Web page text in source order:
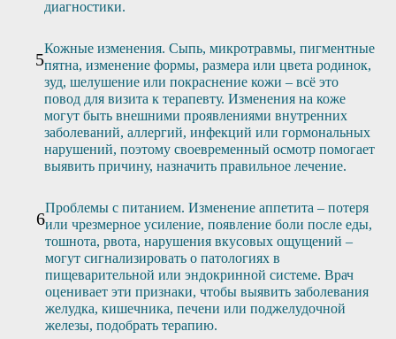
диагностики.
Кожные изменения. Сыпь, микротравмы, пигментные
пятна, изменение формы, размера или цвета родинок,
зуд, шелушение или покраснение кожи – всё это
повод для визита к терапевту. Изменения на коже
могут быть внешними проявлениями внутренних
заболеваний, аллергий, инфекций или гормональных
нарушений, поэтому своевременный осмотр помогает
выявить причину, назначить правильное лечение.
Проблемы с питанием. Изменение аппетита – потеря
или чрезмерное усиление, появление боли после еды,
тошнота, рвота, нарушения вкусовых ощущений –
могут сигнализировать о патологиях в
пищеварительной или эндокринной системе. Врач
оценивает эти признаки, чтобы выявить заболевания
желудка, кишечника, печени или поджелудочной
железы, подобрать терапию.